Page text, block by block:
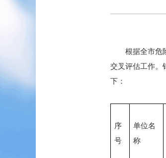
根据全市危
交叉评估工作。
下：
序
号
单位名
称